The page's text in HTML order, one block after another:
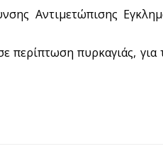
Αντιμετώπισης
περίπτωση πυρκαγιάς,